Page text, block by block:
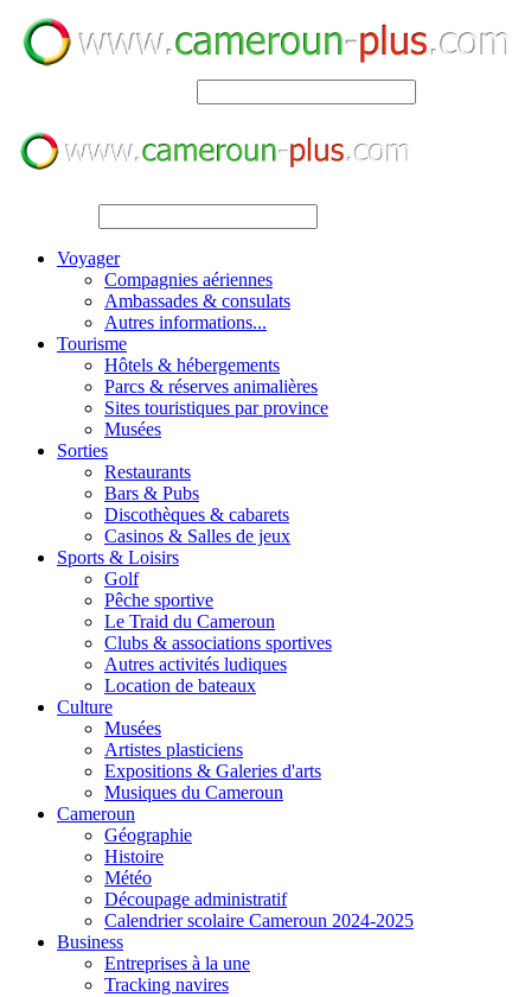
Voyager
Compagnies aériennes
Ambassades & consulats
Autres informations...
Tourisme
Hôtels & hébergements
Parcs & réserves animalières
Sites touristiques par province
Musées
Sorties
Restaurants
Bars & Pubs
Discothèques & cabarets
Casinos & Salles de jeux
Sports & Loisirs
Golf
Pêche sportive
Le Traid du Cameroun
Clubs & associations sportives
Autres activités ludiques
Location de bateaux
Culture
Musées
Artistes plasticiens
Expositions & Galeries d'arts
Musiques du Cameroun
Cameroun
Géographie
Histoire
Météo
Découpage administratif
Calendrier scolaire Cameroun 2024-2025
Business
Entreprises à la une
Tracking navires